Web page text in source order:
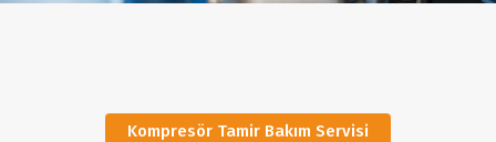
En Komik Güvenli Web Casino Oyunları Nelerdir
Kompresör Tamir Bakım Servisi